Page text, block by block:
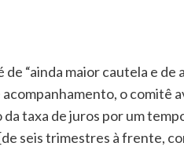
“ainda maior cautela e
o comitê
taxa de juros por um
seis trimestres à frente,